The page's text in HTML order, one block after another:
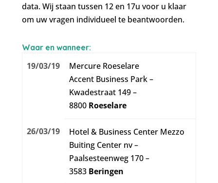
data. Wij staan tussen 12 en 17u voor u klaar
om uw vragen individueel te beantwoorden.
Waar en wanneer:
19/03/19
Mercure Roeselare
Accent Business Park –
Kwadestraat 149 –
8800 Roeselare
26/03/19
Hotel & Business Center Mezzo
Buiting Center nv –
Paalsesteenweg 170 –
3583 Beringen